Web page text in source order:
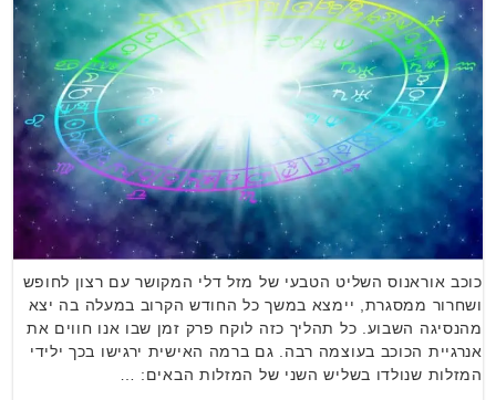
כוכב אוראנוס השליט הטבעי של מזל דלי המקושר עם רצון לחופש
ושחרור ממסגרת, יימצא במשך כל החודש הקרוב במעלה בה יצא
מהנסיגה השבוע. כל תהליך כזה לוקח פרק זמן שבו אנו חווים את
אנרגיית הכוכב בעוצמה רבה. גם ברמה האישית ירגישו בכך ילידי
המזלות שנולדו בשליש השני של המזלות הבאים: …